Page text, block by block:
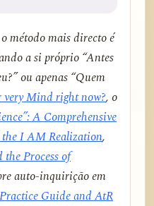
método mais directo é
a si próprio “Antes
ou apenas “Quem
Mind right now?, o
A Comprehensive
I AM Realization,
Process of
auto-inquirição em
Guide and AtR